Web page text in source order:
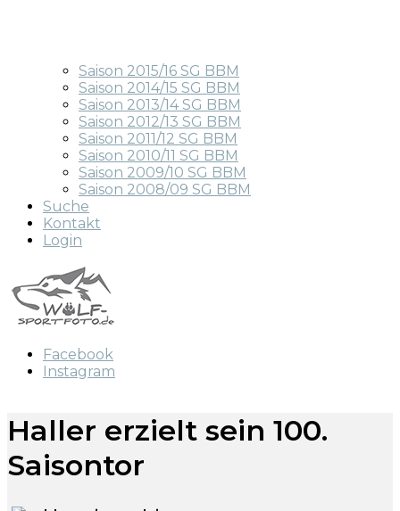
Saison 2015/16 SG BBM
Saison 2014/15 SG BBM
Saison 2013/14 SG BBM
Saison 2012/13 SG BBM
Saison 2011/12 SG BBM
Saison 2010/11 SG BBM
Saison 2009/10 SG BBM
Saison 2008/09 SG BBM
Suche
Kontakt
Login
Facebook
Instagram
Haller erzielt sein 100.
Saisontor